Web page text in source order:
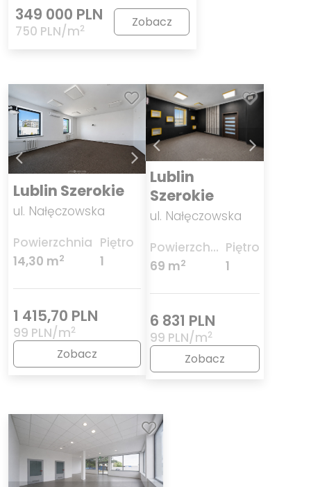
349 000 PLN
750 PLN/m2 Zobacz
Lublin Szerokie
ul. Nałęczowska
Powierzchnia
14,30 m2
Piętro
1
1 415,70 PLN
99 PLN/m2
Zobacz
Lublin
Szerokie
ul. Nałęczowska
Powierzchnia
69 m2
Piętro
1
6 831 PLN
99 PLN/m2
Zobacz